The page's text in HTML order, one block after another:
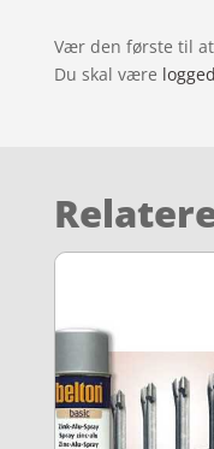
Vær den første til at
Du skal være